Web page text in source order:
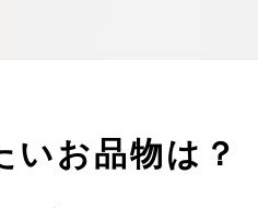
いお品物は？